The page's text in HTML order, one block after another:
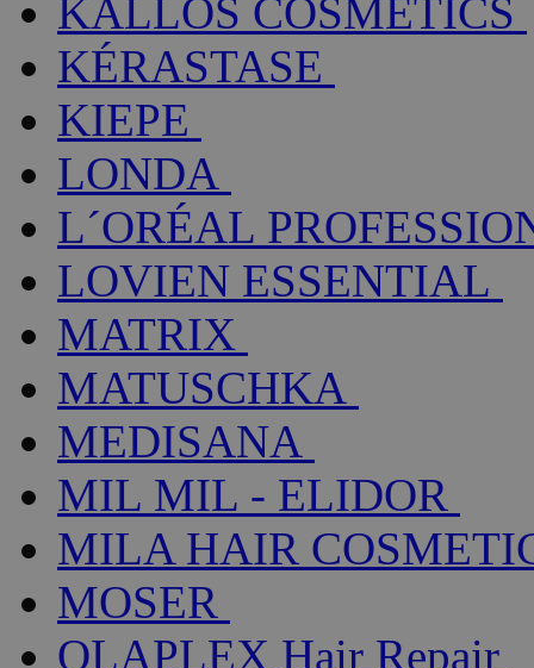
KALLOS COSMETICS
KÉRASTASE
KIEPE
LONDA
L´ORÉAL
LOVIEN ESSENTIAL
MATRIX
MATUSCHKA
MEDISANA
MIL MIL - ELIDOR
MILA HAIR
MOSER
OLAPLEX Hair Repair